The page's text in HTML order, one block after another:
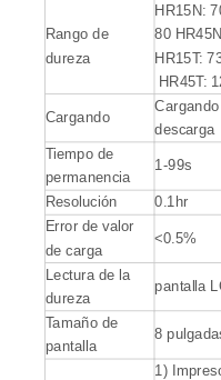
Rango de
dureza
HR15N:
80
HR15T:
HR45T:
Cargando
descarga
Tiempo de
permanencia
1-99s
Resolución 0.1hr
Error de valor
de carga
<0.5%
Lectura de la
dureza
pantalla
Tamaño de
pantalla
8
1)